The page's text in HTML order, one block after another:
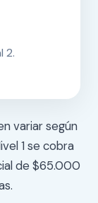
2.
variar según
1 se cobra
de $65.000